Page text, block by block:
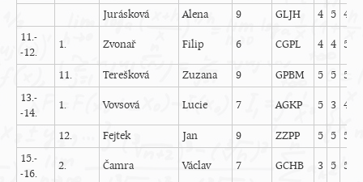
Jurásková
Alena 9 GLJH 4 5 4
11.-
-12.
1. Zvonař Filip 6 CGPL 4 4 5
11. Terešková Zuzana 9 GPBM 5 5 5
13.-
-14.
1. Vovsová Lucie 7 AGKP 5 3 4
12. Fejtek Jan 9 ZZPP 5 5 5
15.-
-16.
2. Čamra Václav 7 GCHB 3 5 5